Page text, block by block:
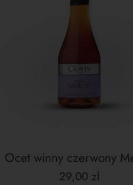
Ocet winny czerwony
Cena
29,00 zl